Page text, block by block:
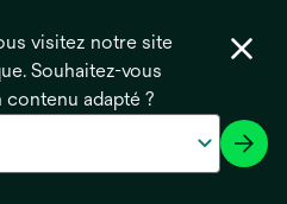
visitez notre site
Souhaitez-vous
adapté ?